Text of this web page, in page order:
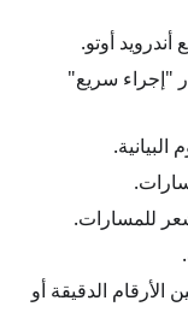
أوتو.
"إجراء سريع"
للمسارات.
الأرقام الدقيقة أو